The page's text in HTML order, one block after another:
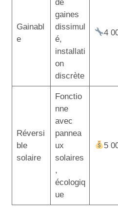
Gainabl
e
de
gaines
dissimul
é,
installati
on
discrète
4
Réversi
ble
solaire
Fonctio
nne
avec
pannea
ux
solaires
,
écologiq
ue
5